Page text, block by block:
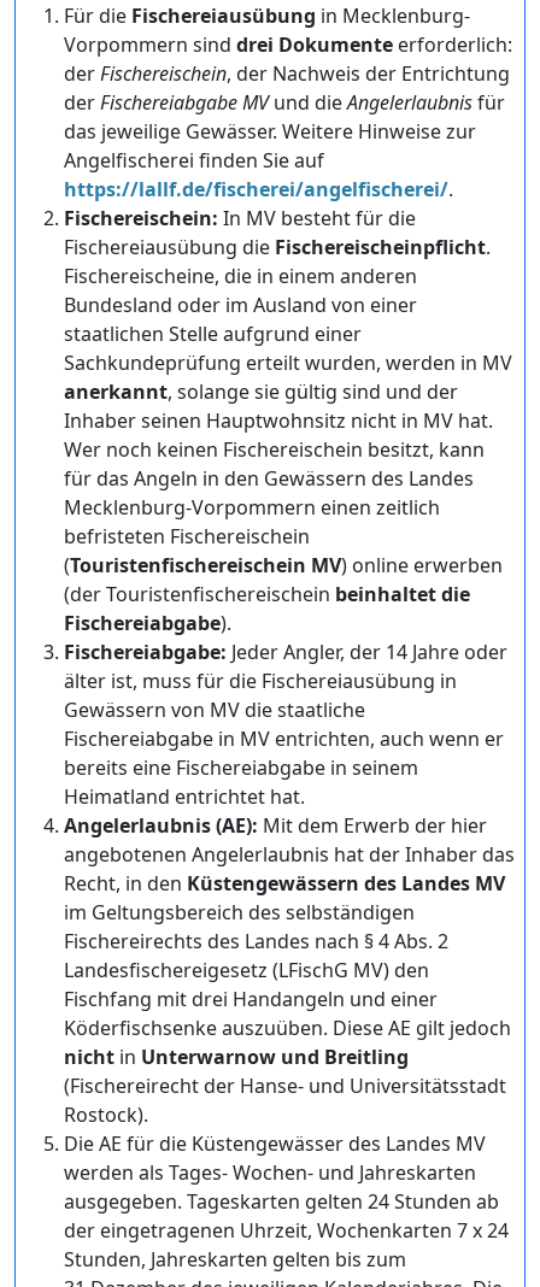
Für die Fischereiausübung in Mecklenburg-
Vorpommern sind drei Dokumente erforderlich:
derFischereischein, der Nachweis der Entrichtung
derFischereiabgabe MVund dieAngelerlaubnisfür
das jeweilige Gewässer. Weitere Hinweise zur
Angelfischerei finden Sie auf
https://lallf.de/fischerei/angelfischerei/.
Fischereischein: In MV besteht für die
Fischereiausübung die Fischereischeinpflicht.
Fischereischeine, die in einem anderen
Bundesland oder im Ausland von einer
staatlichen Stelle aufgrund einer
Sachkundeprüfung erteilt wurden, werden in MV
anerkannt, solange sie gültig sind und der
Inhaber seinen Hauptwohnsitz nicht in MV hat.
Wer noch keinen Fischereischein besitzt, kann
für das Angeln in den Gewässern des Landes
Mecklenburg-Vorpommern einen zeitlich
befristeten Fischereischein
(Touristenfischereischein MV) online erwerben
(der Touristenfischereischein beinhaltet die
Fischereiabgabe).
Fischereiabgabe: Jeder Angler, der 14 Jahre oder
älter ist, muss für die Fischereiausübung in
Gewässern von MV die staatliche
Fischereiabgabe in MV entrichten, auch wenn er
bereits eine Fischereiabgabe in seinem
Heimatland entrichtet hat.
Angelerlaubnis (AE): Mit dem Erwerb der hier
angebotenen Angelerlaubnis hat der Inhaber das
Recht, in den Küstengewässern des Landes MV
im Geltungsbereich des selbständigen
Fischereirechts des Landes nach § 4 Abs. 2
Landesfischereigesetz (LFischG MV) den
Fischfang mit drei Handangeln und einer
Köderfischsenke auszuüben. Diese AE gilt jedoch
nicht in Unterwarnow und Breitling
(Fischereirecht der Hanse- und Universitätsstadt
Rostock).
Die AE für die Küstengewässer des Landes MV
werden als Tages- Wochen- und Jahreskarten
ausgegeben. Tageskarten gelten 24 Stunden ab
der eingetragenen Uhrzeit, Wochenkarten 7 x 24
Stunden, Jahreskarten gelten bis zum